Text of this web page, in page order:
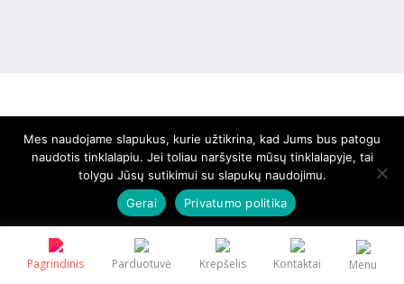
Pagrindinis Parduotuvė Krepšelis Kontaktai Menu
Mes naudojame slapukus, kurie užtikrina, kad Jums bus patogu
naudotis tinklalapiu. Jei toliau naršysite mūsų tinklalapyje, tai
tolygu Jūsų sutikimui su slapukų naudojimu.
Gerai
Privatumo politika